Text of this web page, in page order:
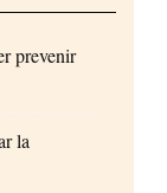
prevenir
la